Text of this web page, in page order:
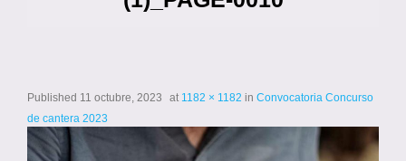
Published 11 octubre, 2023 at 1182 × 1182 in Convocatoria Concurso
de cantera 2023